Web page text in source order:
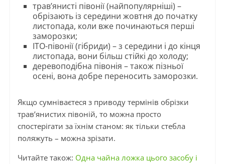
трав’янисті півонії (найпопулярніші) –
обрізають із середини жовтня до початку
листопада, коли вже починаються перші
заморозки;
ІТО-півонії (гібриди) – з середини і до кінця
листопада, вони більш стійкі до холоду;
деревоподібна півонія – також пізньої
осені, вона добре переносить заморозки.
Якщо сумніваєтеся з приводу термінів обрізки
трав’янистих півоній, то можна просто
спостерігати за їхнім станом: як тільки стебла
поляжуть – можна зрізати.
Читайте також: Одна чайна ложка цього засобу і